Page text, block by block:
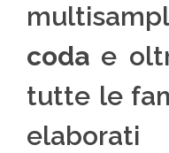
coda e
tutte le